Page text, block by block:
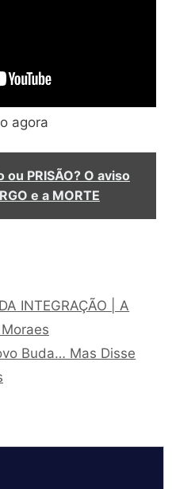
agora
ou PRISÃO? O aviso
e a MORTE
INTEGRAÇÃO | A
Buda… Mas Disse